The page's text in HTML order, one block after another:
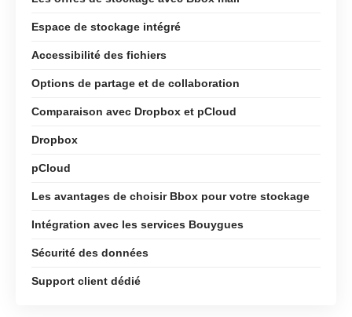
Espace de stockage intégré
Accessibilité des fichiers
Options de partage et de collaboration
Comparaison avec Dropbox et pCloud
Dropbox
pCloud
Les avantages de choisir Bbox pour votre stockage
Intégration avec les services Bouygues
Sécurité des données
Support client dédié